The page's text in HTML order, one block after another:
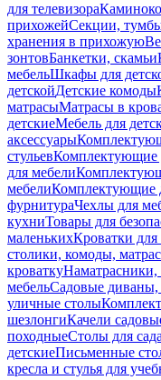
для телевизора
прихожейСекции,
хранения в прихожую
зонтовБанкетки, скамьи
мебельШкафы для
детскойДетские комоды
матрасыМатрасы в
детскиеМебель для
аксессуары
стульевКомплектующие
для мебели
мебелиКомплектующие
фурнитураЧехлы для
кухниТовары для
маленькихКроватки
столики, комоды,
кроваткуНаматрасники,
мебельСадовые диваны,
уличные столы
шезлонгиКачели
походныеСтолы для сада
детскиеПисьменные
кресла и стулья для